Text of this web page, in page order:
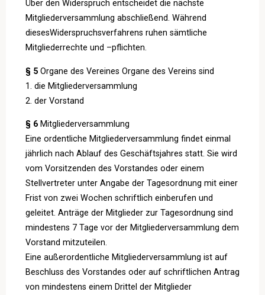
Über den Widerspruch entscheidet die nächste
Mitgliederversammlung abschließend. Während
diesesWiderspruchsverfahrens ruhen sämtliche
Mitgliederrechte und –pflichten.
§ 5Organe des Vereines Organe des Vereins sind
1. die Mitgliederversammlung
2. der Vorstand
§ 6Mitgliederversammlung
Eine ordentliche Mitgliederversammlung findet einmal
jährlich nach Ablauf des Geschäftsjahres statt. Sie wird
vom Vorsitzenden des Vorstandes oder einem
Stellvertreter unter Angabe der Tagesordnung mit einer
Frist von zwei Wochen schriftlich einberufen und
geleitet. Anträge der Mitglieder zur Tagesordnung sind
mindestens 7 Tage vor der Mitgliederversammlung dem
Vorstand mitzuteilen.
Eine außerordentliche Mitgliederversammlung ist auf
Beschluss des Vorstandes oder auf schriftlichen Antrag
von mindestens einem Drittel der Mitglieder